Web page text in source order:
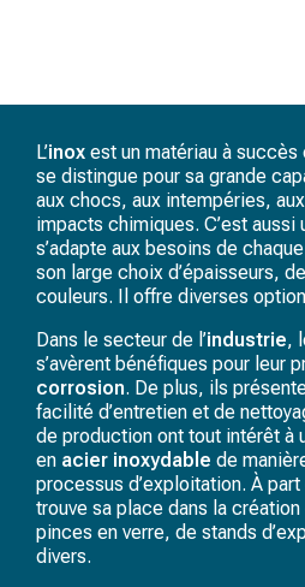
L’inox est un matériau à succès
se distingue pour sa grande
aux chocs, aux intempéries,
impacts chimiques. C’est aussi
s’adapte aux besoins de
son large choix d’épaisseurs,
couleurs. Il offre diverses
Dans le secteur de l’industrie,
s’avèrent bénéfiques pour leur
corrosion. De plus, ils
facilité d’entretien et de
de production ont tout intérêt à
en acier inoxydable de
processus d’exploitation. À
trouve sa place dans la
pinces en verre, de stands
divers.